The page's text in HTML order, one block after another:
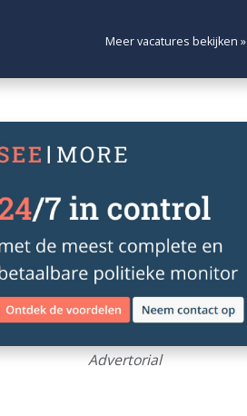
Meer vacatures bekijken »
Advertorial